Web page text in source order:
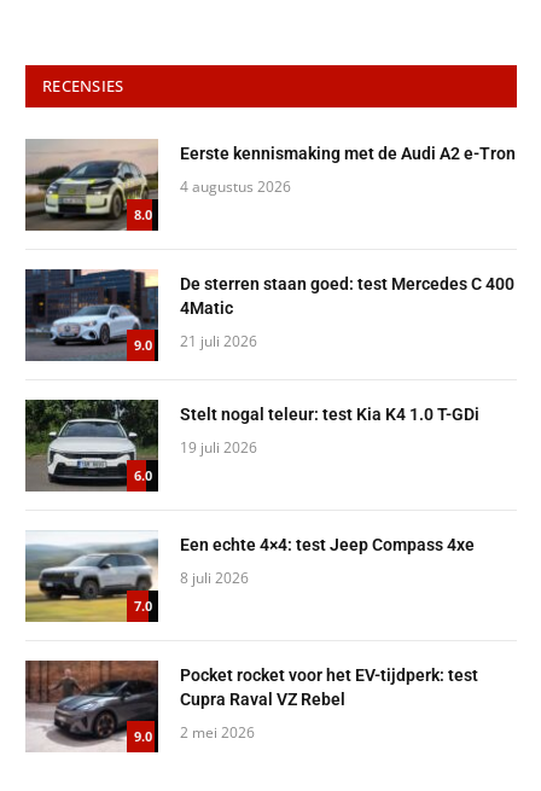
RECENSIES
8.0
Eerste kennismaking met de Audi A2 e-Tron
4 augustus 2026
9.0
De sterren staan goed: test Mercedes C 400
4Matic
21 juli 2026
6.0
Stelt nogal teleur: test Kia K4 1.0 T-GDi
19 juli 2026
7.0
Een echte 4×4: test Jeep Compass 4xe
8 juli 2026
9.0
Pocket rocket voor het EV-tijdperk: test
Cupra Raval VZ Rebel
2 mei 2026